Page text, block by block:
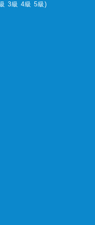
3級 4級 5級 )